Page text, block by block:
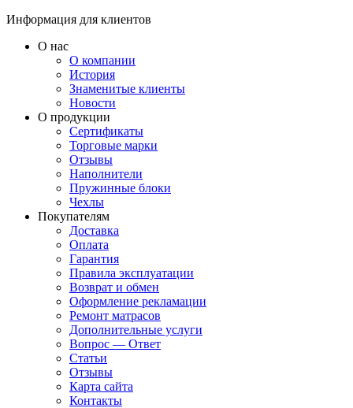
Информация для клиентов
О нас
О компании
История
Знаменитые клиенты
Новости
О продукции
Сертификаты
Торговые марки
Отзывы
Наполнители
Пружинные блоки
Чехлы
Покупателям
Доставка
Оплата
Гарантия
Правила эксплуатации
Возврат и обмен
Оформление рекламации
Ремонт матрасов
Дополнительные услуги
Вопрос — Ответ
Статьи
Отзывы
Карта сайта
Контакты